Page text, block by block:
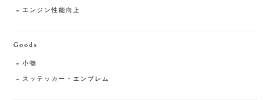
エンジン性能向上
Goods
小物
スッテッカー・エンブレム